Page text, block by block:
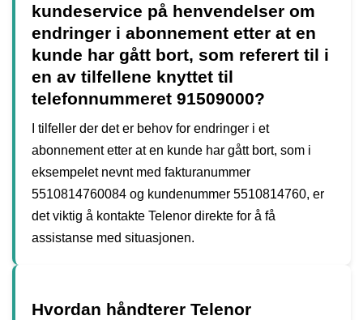
kundeservice på henvendelser om
endringer i abonnement etter at en
kunde har gått bort, som referert til i
en av tilfellene knyttet til
telefonnummeret 91509000?
I tilfeller der det er behov for endringer i et
abonnement etter at en kunde har gått bort, som i
eksempelet nevnt med fakturanummer
5510814760084 og kundenummer 5510814760, er
det viktig å kontakte Telenor direkte for å få
assistanse med situasjonen.
Hvordan håndterer Telenor